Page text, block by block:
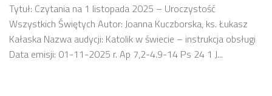
Tytuł: Czytania na 1 listopada 2025 – Uroczystość
Wszystkich Świętych Autor: Joanna Kuczborska, ks. Łukasz
Kałaska Nazwa audycji: Katolik w świecie – instrukcja obsługi
Data emisji: 01-11-2025 r. Ap 7,2-4.9-14 Ps 24 1 J...